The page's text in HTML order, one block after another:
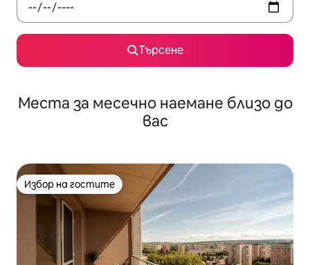
Търсене
Места за месечно наемане близо до
вас
Избор на гостите
Избор на гостите